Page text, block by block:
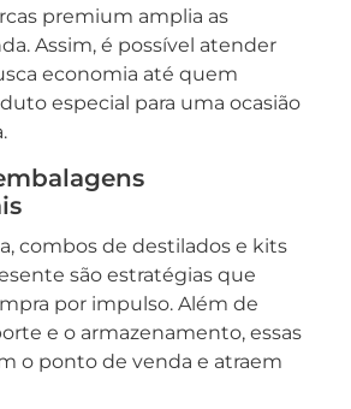
premium amplia as
Assim, é possível atender
economia até quem
especial para uma ocasião
combos de destilados e kits
são estratégias que
por impulso. Além de
e o armazenamento, essas
o ponto de venda e atraem